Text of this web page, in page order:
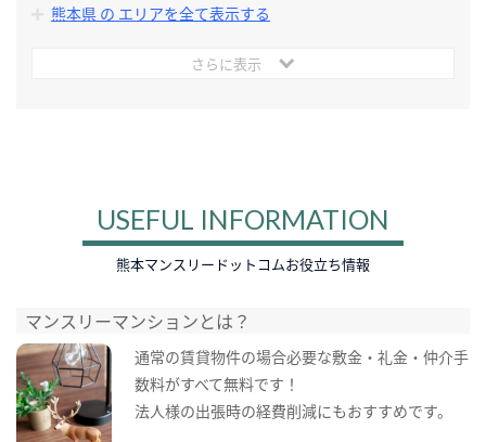
熊本県 の エリアを全て表示する
さらに表示
USEFUL INFORMATION
熊本マンスリードットコムお役立ち情報
マンスリーマンションとは？
通常の賃貸物件の場合必要な敷金・礼金・仲介手
数料がすべて無料です！
法人様の出張時の経費削減にもおすすめです。